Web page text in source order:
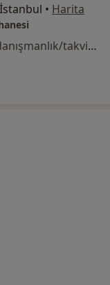
• Harita
Bu uzman ilgili adres için online danışmanlık/takvim sunmuyor.